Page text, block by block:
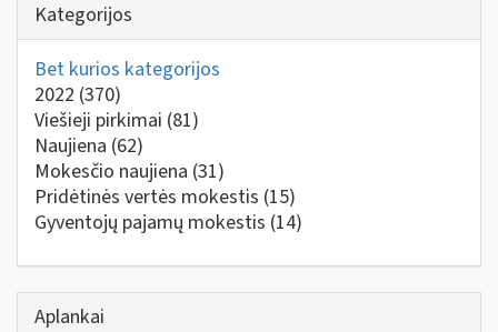
Kategorijos
Bet kurios kategorijos
2022 (370)
Viešieji pirkimai (81)
Naujiena (62)
Mokesčio naujiena (31)
Pridėtinės vertės mokestis (15)
Gyventojų pajamų mokestis (14)
Aplankai